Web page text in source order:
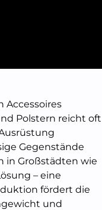
Accessoires
Polstern reicht oft
Gegenstände
in Großstädten wie
– eine
fördert die
und